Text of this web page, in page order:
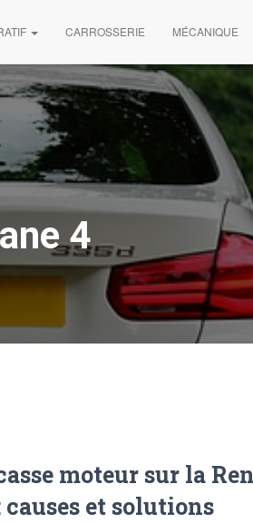
CARROSSERIE MÉCANIQUE
4
moteur sur la
causes et solutions